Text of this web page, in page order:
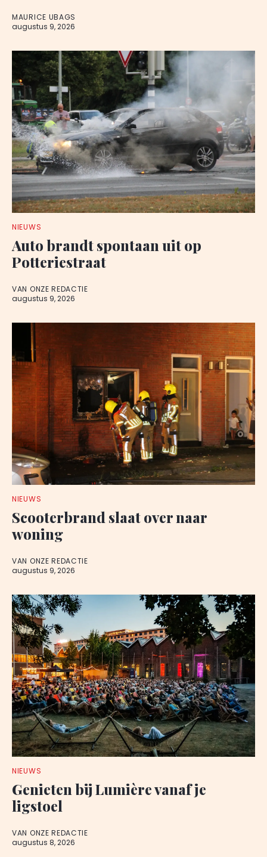
MAURICE UBAGS
augustus 9, 2026
NIEUWS
Auto brandt spontaan uit op
Potteriestraat
VAN ONZE REDACTIE
augustus 9, 2026
NIEUWS
Scooterbrand slaat over naar
woning
VAN ONZE REDACTIE
augustus 9, 2026
NIEUWS
Genieten bij Lumière vanaf je
ligstoel
VAN ONZE REDACTIE
augustus 8, 2026